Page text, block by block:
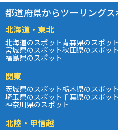
都道府県からツーリング
北海道・東北
北海道のスポット青森県のスポット
宮城県のスポット秋田県のスポット
福島県のスポット
関東
茨城県のスポット栃木県のスポット
埼玉県のスポット千葉県のスポット
神奈川県のスポット
北陸・甲信越